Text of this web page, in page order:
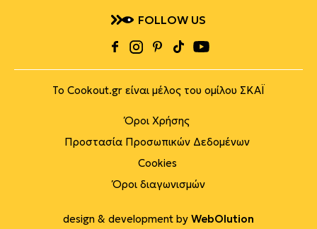
FOLLOW US
Το Cookout.gr είναι μέλος του ομίλου ΣΚΑΪ
Όροι Χρήσης
Προστασία Προσωπικών Δεδομένων
Cookies
Όροι διαγωνισμών
design & development by WebOlution